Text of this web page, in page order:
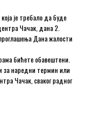
је требало да буде
Чачак, дана 2.
Дана жалости
бићете обавештени.
за наредни термин или
Чачак, сваког радног